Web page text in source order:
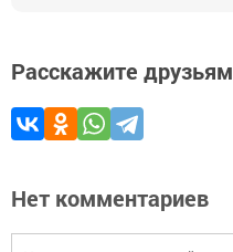
Расскажите друзьям
Нет комментариев